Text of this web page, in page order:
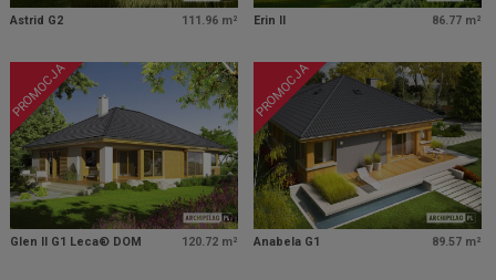
Astrid G2 111.96 m² Erin II 86.77 m²
PROMOCJA
Glen II G1 Leca® DOM 120.72 m²
PROMOCJA
Anabela G1 89.57 m²